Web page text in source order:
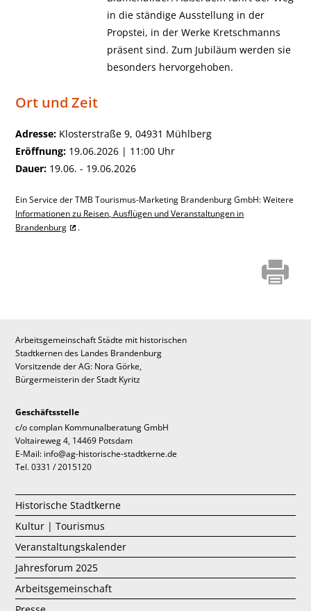
in die ständige Ausstellung in der
Propstei, in der Werke Kretschmanns
präsent sind. Zum Jubiläum werden sie
besonders hervorgehoben.
Ort und Zeit
Adresse: Klosterstraße 9, 04931 Mühlberg
Eröffnung: 19.06.2026 | 11:00 Uhr
Dauer: 19.06. - 19.06.2026
Ein Service der TMB Tourismus-Marketing Brandenburg GmbH: Weitere
Informationen zu Reisen, Ausflügen und Veranstaltungen in
Brandenburg
.
Arbeitsgemeinschaft Städte mit historischen
Stadtkernen des Landes Brandenburg
Vorsitzende der AG: Nora Görke,
Bürgermeisterin der Stadt Kyritz
Geschäftsstelle
c/o complan Kommunalberatung GmbH
Voltaireweg 4, 14469 Potsdam
E-Mail: info@ag-historische-stadtkerne.de
Tel. 0331 / 2015120
Historische Stadtkerne
Kultur | Tourismus
Veranstaltungskalender
Jahresforum 2025
Arbeitsgemeinschaft